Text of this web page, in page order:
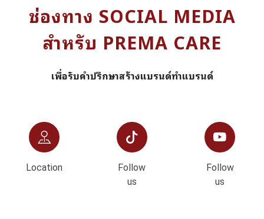
ช่องทาง SOCIAL MEDIA
สำหรับ PREMA CARE
เพื่อรับคำปรึกษาสร้างแบรนด์ทำแบรนด์
Location
Follow
us
Follow
us